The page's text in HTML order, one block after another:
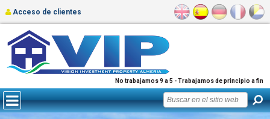
No trabajamos 9 a 5 - Trabajamos de principio a fin
Acceso de clientes